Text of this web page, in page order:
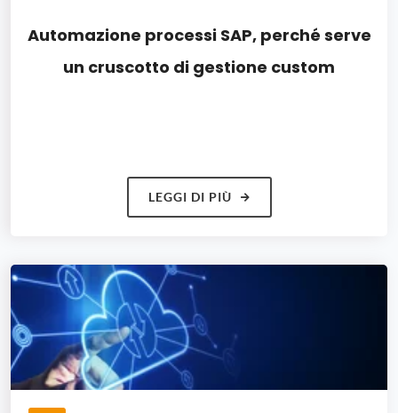
Automazione processi SAP, perché serve
un cruscotto di gestione custom
LEGGI DI PIÙ